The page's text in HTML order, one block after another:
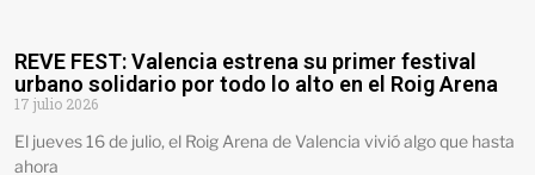
REVE FEST: Valencia estrena su primer festival
urbano solidario por todo lo alto en el Roig Arena
17 julio 2026
El jueves 16 de julio, el Roig Arena de Valencia vivió algo que hasta
ahora